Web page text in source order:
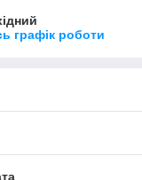
графік роботи